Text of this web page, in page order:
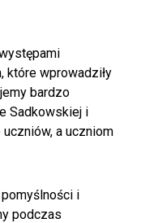
które wprowadziły
bardzo
Sadkowskiej i
a uczniom
i
podczas